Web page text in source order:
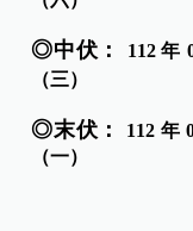
◎中伏：
112 年
（三）
◎末伏：
112 年
（一）